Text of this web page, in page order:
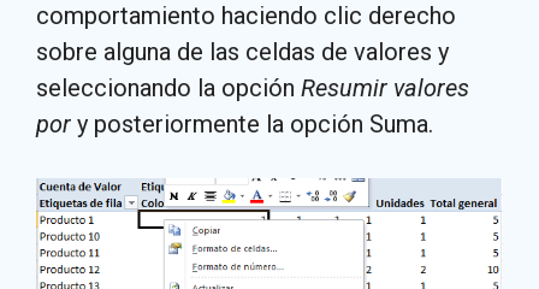
comportamiento haciendo clic derecho
sobre alguna de las celdas de valores y
seleccionando la opción Resumir valores
por y posteriormente la opción Suma.